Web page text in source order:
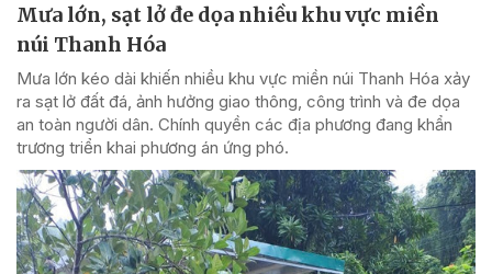
Mưa lớn, sạt lở đe dọa nhiều khu vực miền
núi Thanh Hóa
Mưa lớn kéo dài khiến nhiều khu vực miền núi Thanh Hóa xảy
ra sạt lở đất đá, ảnh hưởng giao thông, công trình và đe dọa
an toàn người dân. Chính quyền các địa phương đang khẩn
trương triển khai phương án ứng phó.